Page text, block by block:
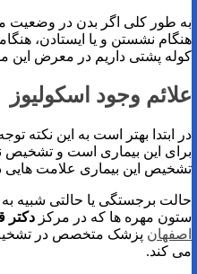
به طور کلی اگر بدن در وضعیت
هنگام نشستن و یا ایستادن،
کوله پشتی داریم در معرض این
علائم وجود اسکولیوز
در ابتدا بهتر است به این نکته
برای این بیماری است و
تشخیص این بیماری علامت هایی
حالت برجستگی یا حالتی شبیه
ستون مهره ها که در مرکز دکتر
اصفهان پزشک متخصص در
می کند.